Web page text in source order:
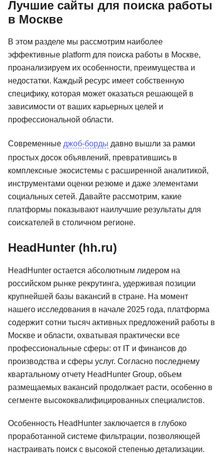
Лучшие сайты для поиска работы
в Москве
В этом разделе мы рассмотрим наиболее
эффективные platform для поиска работы в Москве,
проанализируем их особенности, преимущества и
недостатки. Каждый ресурс имеет собственную
специфику, которая может оказаться решающей в
зависимости от ваших карьерных целей и
профессиональной области.
Современные джоб-борды давно вышли за рамки
простых досок объявлений, превратившись в
комплексные экосистемы с расширенной аналитикой,
инструментами оценки резюме и даже элементами
социальных сетей. Давайте рассмотрим, какие
платформы показывают наилучшие результаты для
соискателей в столичном регионе.
HeadHunter (hh.ru)
HeadHunter остается абсолютным лидером на
российском рынке рекрутинга, удерживая позиции
крупнейшей базы вакансий в стране. На момент
нашего исследования в начале 2025 года, платформа
содержит сотни тысяч активных предложений работы в
Москве и области, охватывая практически все
профессиональные сферы: от IT и финансов до
производства и сферы услуг. Согласно последнему
квартальному отчету HeadHunter Group, объем
размещаемых вакансий продолжает расти, особенно в
сегменте высококвалифицированных специалистов.
Особенность HeadHunter заключается в глубоко
проработанной системе фильтрации, позволяющей
настраивать поиск с высокой степенью детализации.